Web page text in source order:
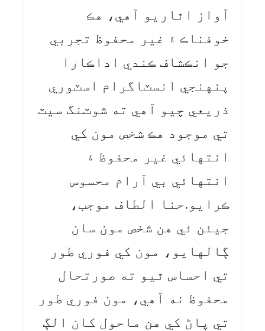
آواز اٿاريو آهي، هڪ
خوفناڪ ۽ غير محفوظ تجربي
جو انڪشاف ڪندي اداڪارا
پنهنجي انسٽاگرام اسٽوري
ذريعي چيو آهي ته شوٽنگ سيٽ
تي موجود هڪ شخص مون کي
انتهائي غير محفوظ ۽
انتهائي بي آرام محسوس
ڪرايو.حنا الطاف موجب،
جيئن ئي هن شخص مون سان
ڳالهايو، مون کي فوري طور
تي احساس ٿيو ته صورتحال
محفوظ نه آهي، مون فوري طور
تي پاڻ کي هن ماحول کان الڳ